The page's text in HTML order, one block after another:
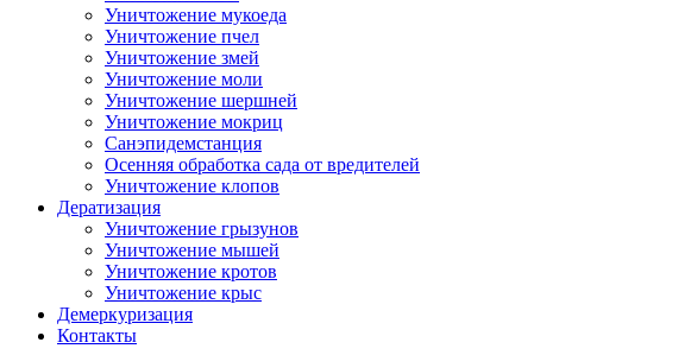
Уничтожение мукоеда
Уничтожение пчел
Уничтожение змей
Уничтожение моли
Уничтожение шершней
Уничтожение мокриц
Санэпидемстанция
Осенняя обработка сада от вредителей
Уничтожение клопов
Дератизация
Уничтожение грызунов
Уничтожение мышей
Уничтожение кротов
Уничтожение крыс
Демеркуризация
Контакты